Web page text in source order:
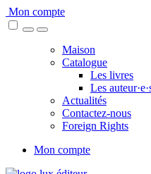
Skip
to
Mon compte
Maison
Catalogue
Les livres
Les
Actualités
Contactez-nous
Foreign Rights
Mon compte